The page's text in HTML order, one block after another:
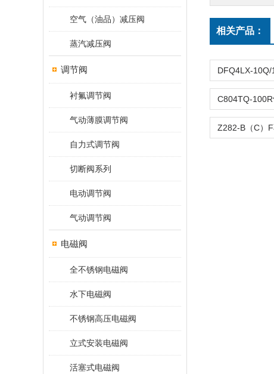
空气（油品）减压阀
蒸汽减压阀
调节阀
衬氟调节阀
气动薄膜调节阀
自力式调节阀
切断阀系列
电动调节阀
气动调节阀
电磁阀
全不锈钢电磁阀
水下电磁阀
不锈钢高压电磁阀
立式安装电磁阀
活塞式电磁阀
相关产品：